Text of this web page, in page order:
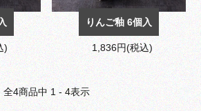
)
りんご釉 6個入
1,836円(税込)
全4商品中1 - 4表示